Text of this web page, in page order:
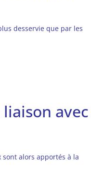
desservie que par les
liaison avec
sont alors apportés à la